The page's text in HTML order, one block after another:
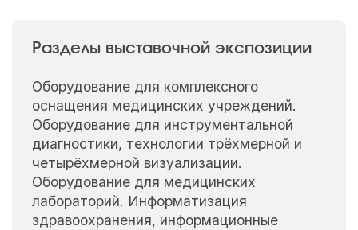
Разделы выставочной экспозиции
Оборудование для комплексного
оснащения медицинских учреждений.
Оборудование для инструментальной
диагностики, технологии трёхмерной и
четырёхмерной визуализации.
Оборудование для медицинских
лабораторий. Информатизация
здравоохранения, информационные